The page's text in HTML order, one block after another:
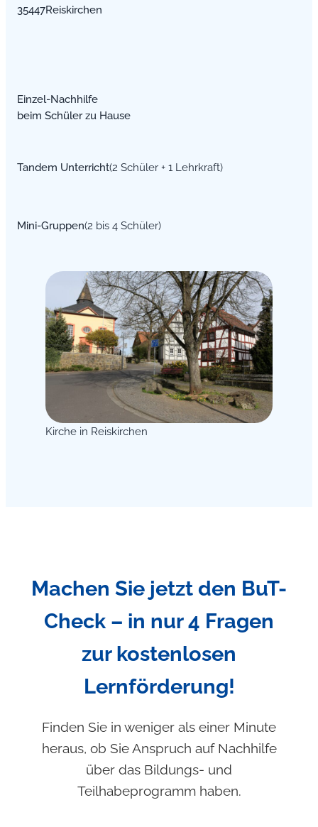
35447Reiskirchen
Einzel-Nachhilfe
beim Schüler zu Hause
Tandem Unterricht(2 Schüler + 1 Lehrkraft)
Mini-Gruppen(2 bis 4 Schüler)
Kirche in Reiskirchen
Machen Sie jetzt den BuT-
Check – in nur 4 Fragen
zur kostenlosen
Lernförderung!
Finden Sie in weniger als einer Minute
heraus, ob Sie Anspruch auf Nachhilfe
über das Bildungs- und
Teilhabeprogramm haben.